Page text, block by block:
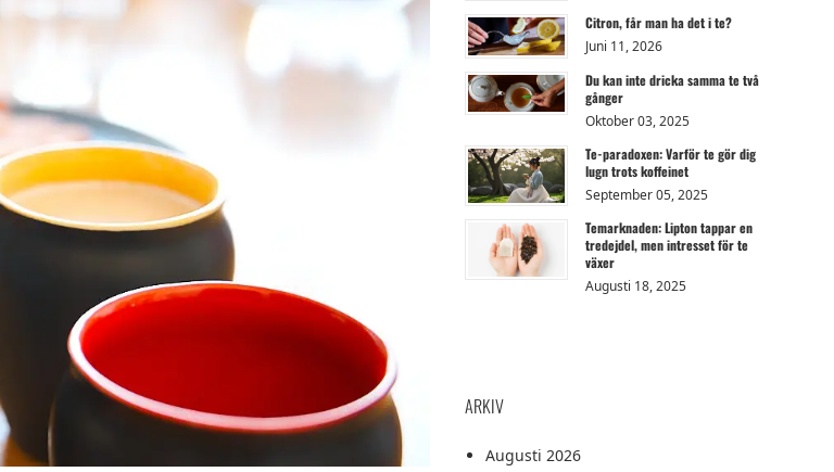
Citron, får man ha det i te?
Juni 11, 2026
Du kan inte dricka samma te två
gånger
Oktober 03, 2025
Te-paradoxen: Varför te gör dig
lugn trots koffeinet
September 05, 2025
Temarknaden: Lipton tappar en
tredejdel, men intresset för te
växer
Augusti 18, 2025
ARKIV
Augusti 2026